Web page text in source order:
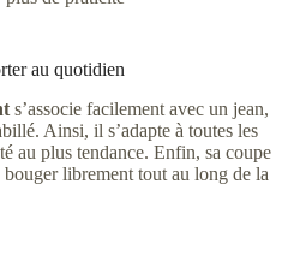
au quotidien
s’associe facilement avec un jean,
Ainsi, il s’adapte à toutes les
au plus tendance. Enfin, sa coupe
librement tout au long de la